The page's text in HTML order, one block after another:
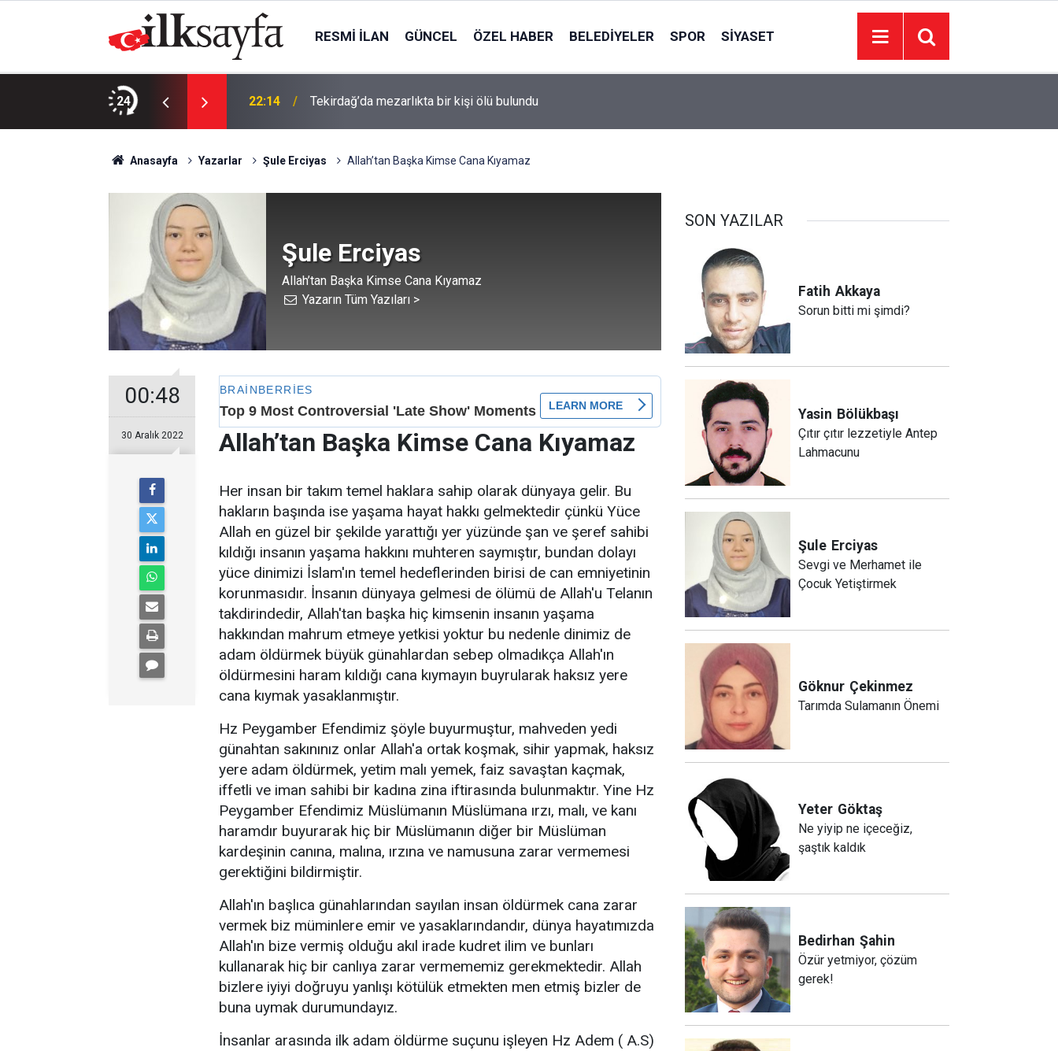
RESMI İLAN GÜNCEL ÖZEL HABER BELEDIYELER SPOR SIYASET
24
Juventus Inter ne zaman, saat kaçta
22:14 Tekirdağ’da mezarlıkta bir kişi ölü bulundu
Anasayfa Yazarlar Şule Erciyas Allah’tan Başka Kimse Cana Kıyamaz
Şule Erciyas
Allah’tan Başka Kimse Cana Kıyamaz
Yazarın Tüm Yazıları >
00:48
30 Aralık 2022 Allah’tan Başka Kimse Cana Kıyamaz
Her insan bir takım temel haklara sahip olarak dünyaya gelir. Bu
hakların başında ise yaşama hayat hakkı gelmektedir çünkü Yüce
Allah en güzel bir şekilde yarattığı yer yüzünde şan ve şeref sahibi
kıldığı insanın yaşama hakkını muhteren saymıştır, bundan dolayı
yüce dinimizi İslam'ın temel hedeflerinden birisi de can emniyetinin
korunmasıdır. İnsanın dünyaya gelmesi de ölümü de Allah'u Telanın
takdirindedir, Allah'tan başka hiç kimsenin insanın yaşama
hakkından mahrum etmeye yetkisi yoktur bu nedenle dinimiz de
adam öldürmek büyük günahlardan sebep olmadıkça Allah'ın
öldürmesini haram kıldığı cana kıymayın buyrularak haksız yere
cana kıymak yasaklanmıştır.
Hz Peygamber Efendimiz şöyle buyurmuştur, mahveden yedi
günahtan sakınınız onlar Allah'a ortak koşmak, sihir yapmak, haksız
yere adam öldürmek, yetim malı yemek, faiz savaştan kaçmak,
iffetli ve iman sahibi bir kadına zina iftirasında bulunmaktır. Yine Hz
Peygamber Efendimiz Müslümanın Müslümana ırzı, malı, ve kanı
haramdır buyurarak hiç bir Müslümanın diğer bir Müslüman
kardeşinin canına, malına, ırzına ve namusuna zarar vermemesi
gerektiğini bildirmiştir.
Allah'ın başlıca günahlarından sayılan insan öldürmek cana zarar
vermek biz müminlere emir ve yasaklarındandır, dünya hayatımızda
Allah'ın bize vermiş olduğu akıl irade kudret ilim ve bunları
kullanarak hiç bir canlıya zarar vermememiz gerekmektedir. Allah
bizlere iyiyi doğruyu yanlışı kötülük etmekten men etmiş bizler de
buna uymak durumundayız.
İnsanlar arasında ilk adam öldürme suçunu işleyen Hz Adem ( A.S)
SON YAZILAR
Fatih Akkaya
Sorun bitti mi şimdi?
Yasin Bölükbaşı
Çıtır çıtır lezzetiyle Antep
Lahmacunu
Şule Erciyas
Sevgi ve Merhamet ile
Çocuk Yetiştirmek
Göknur Çekinmez
Tarımda Sulamanın Önemi
Yeter Göktaş
Ne yiyip ne içeceğiz,
şaştık kaldık
Bedirhan Şahin
Özür yetmiyor, çözüm
gerek!